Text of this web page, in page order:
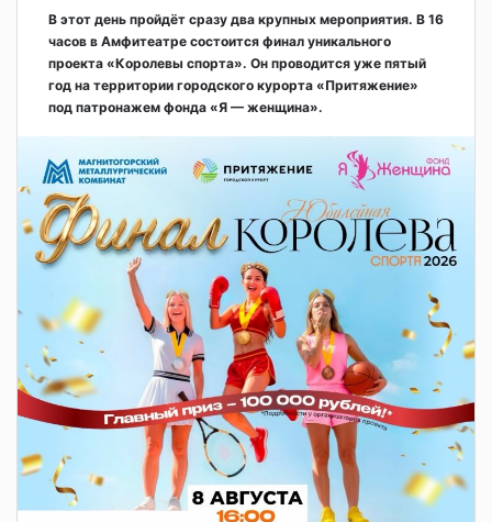
В этот день пройдёт сразу два крупных мероприятия. В 16
часов в Амфитеатре состоится финал уникального
проекта «Королевы спорта». Он проводится уже пятый
год на территории городского курорта «Притяжение»
под патронажем фонда «Я — женщина».